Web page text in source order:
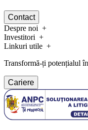
Contact
Despre noi
Investitori
Linkuri utile
Transformă-ți potențialul
Cariere